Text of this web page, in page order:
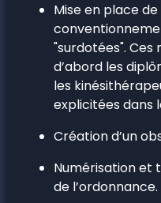
Mise en place
"surdotées".
d’abord les
les
explicitées dans
Création d’un
Numérisation et
de l’ordonnance.